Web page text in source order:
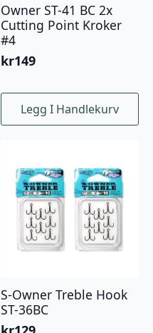
Owner ST-41 BC 2x
Cutting Point Kroker
#4
kr149
Legg I Handlekurv
S-Owner Treble Hook
ST-36BC